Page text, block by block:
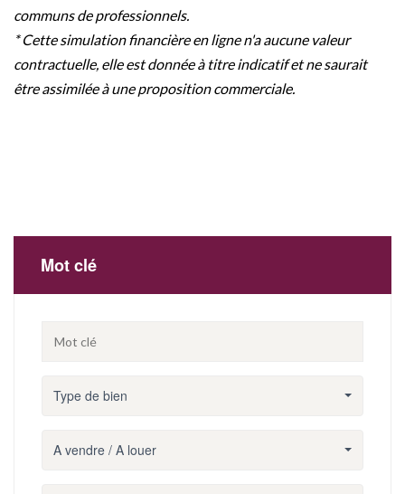
communs de professionnels.
* Cette simulation financière en ligne n'a aucune valeur
contractuelle, elle est donnée à titre indicatif et ne saurait
être assimilée à une proposition commerciale.
Mot clé
Type de bien
A vendre / A louer